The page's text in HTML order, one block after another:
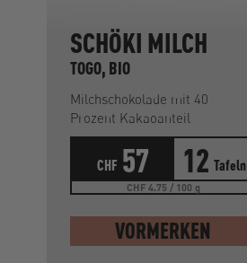
SCHÖKI MILCH
TOGO, BIO
Milchschokolade mit 40
Prozent Kakaoanteil
CHF 57 12 Tafeln
CHF 4.75 / 100 g
VORMERKEN